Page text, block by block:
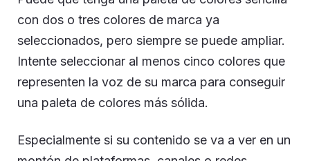
Especialmente si su contenido se va a ver en un
montón de plataformas, canales o redes
sociales diferentes.
Como en este ejemplo de directriz de marca
Skyscanner. Los cinco colores son diferentes,